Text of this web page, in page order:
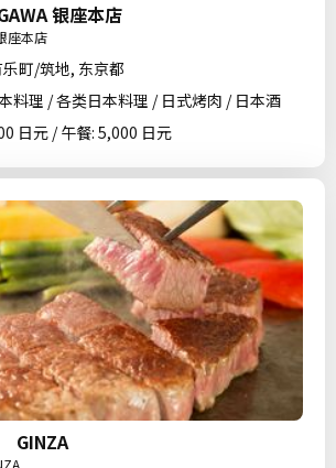
银座本店
本店
町/筑地, 东京都
料理 / 各类日本料理 / 日式烤肉 / 日本酒
日元 / 午餐: 5,000 日元
GINZA